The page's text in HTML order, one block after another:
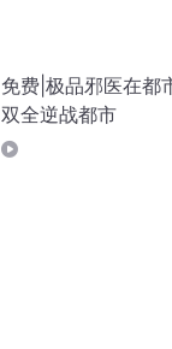
免费|极品邪医在都
双全逆战都市